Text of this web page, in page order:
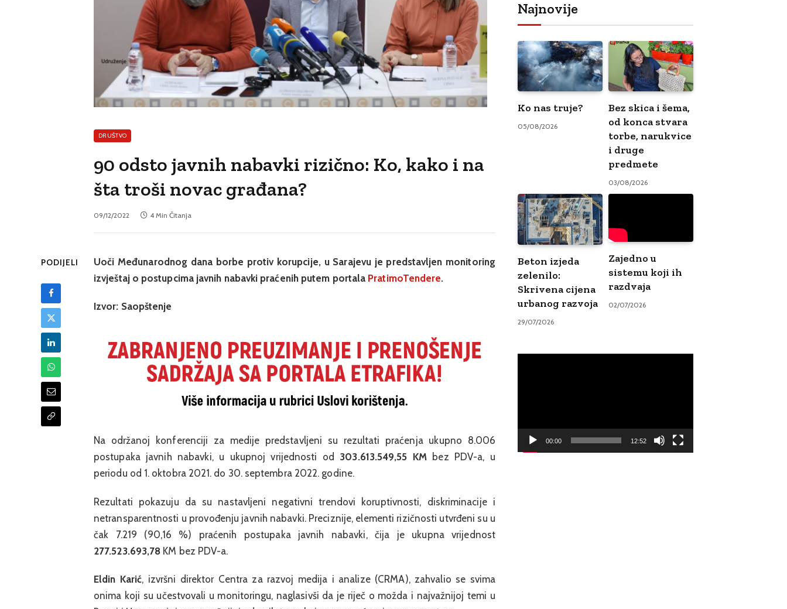
DRUŠTVO
90 odsto javnih nabavki rizično: Ko, kako i na
šta troši novac građana?
09/12/2022 4 Min Čitanja
PODIJELI
Uoči Međunarodnog dana borbe protiv korupcije, u Sarajevu je predstavljen monitoring
izvještaj o postupcima javnih nabavki praćenih putem portala PratimoTendere.
Izvor: Saopštenje
Na održanoj konferenciji za medije predstavljeni su rezultati praćenja ukupno 8.006
postupaka javnih nabavki, u ukupnoj vrijednosti od 303.613.549,55 KM bez PDV-a, u
periodu od 1. oktobra 2021. do 30. septembra 2022. godine.
Rezultati pokazuju da su nastavljeni negativni trendovi koruptivnosti, diskriminacije i
netransparentnosti u provođenju javnih nabavki. Preciznije, elementi rizičnosti utvrđeni su u
čak 7.219 (90,16 %) praćenih postupaka javnih nabavki, čija je ukupna vrijednost
277.523.693,78 KM bez PDV-a.
Eldin Karić, izvršni direktor Centra za razvoj medija i analize (CRMA), zahvalio se svima
onima koji su učestvovali u monitoringu, naglasivši da je riječ o možda i najvažnijoj temi u
Najnovije
Ko nas truje?
05/08/2026
Bez skica i šema,
od konca stvara
torbe, narukvice
i druge
predmete
03/08/2026
Beton izjeda
zelenilo:
Skrivena cijena
urbanog razvoja
29/07/2026
Zajedno u
sistemu koji ih
razdvaja
02/07/2026
00:00 12:52